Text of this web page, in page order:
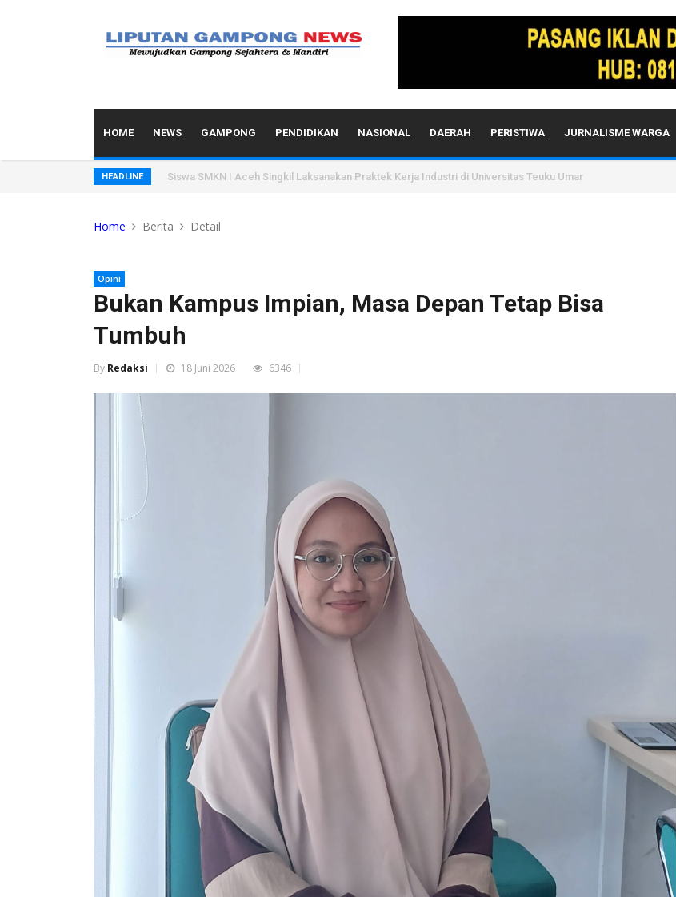
HOME NEWS GAMPONG PENDIDIKAN NASIONAL DAERAH PERISTIWA JURNALISME WARGA
HEADLINE Siswa SMKN I Aceh Singkil Laksanakan Praktek Kerja Industri di Universitas Teuku Umar
Home Berita Detail
Opini
Bukan Kampus Impian, Masa Depan Tetap Bisa
Tumbuh
By Redaksi 18 Juni 2026 6346